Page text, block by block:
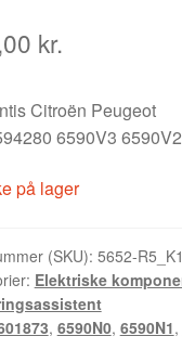
kr.
Citroën Peugeot
6590V3
på lager
(SKU): 5652-
Elektriske
, 6590N0, 6590N1,